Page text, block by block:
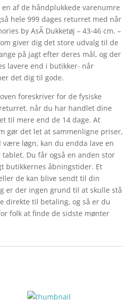
en af de håndplukkede varenumre
hele 999 dages returret med når
by AsÃ­ Dukketøj – 43-46 cm. –
giver dig det store udvalg til de
på jagt efter deres mål, og der
lavere end i butikker- når
det dig til gode.
foreskriver for de fysiske
når du har handlet dine
til mere end de 14 dage. At
gør det let at sammenligne priser,
løgn, kan du endda lave en
Du får også en anden stor
butikkernes åbningstider. Et
de kan blive sendt til din
er der ingen grund til at skulle stå
direkte til betaling, og så er du
folk at finde de sidste mønter